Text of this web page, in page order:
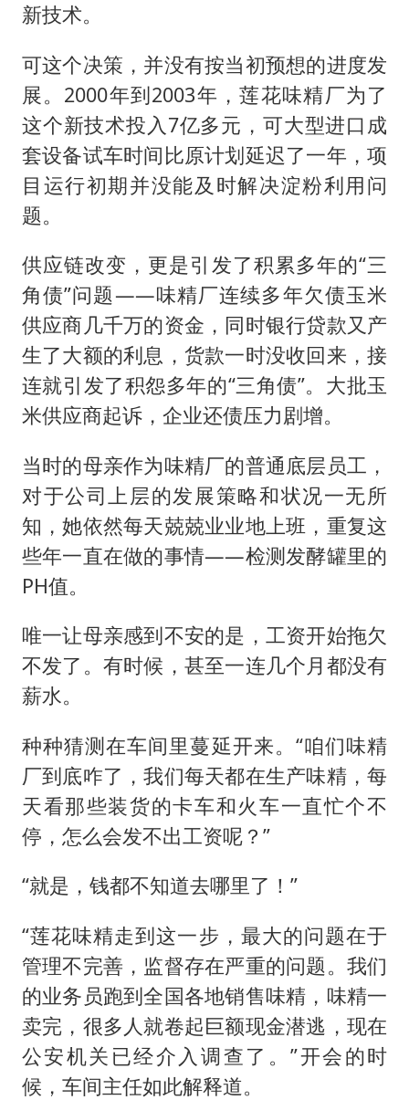
新技术。
可这个决策，并没有按当初预想的进度发
展。2000年到2003年，莲花味精厂为了
这个新技术投入7亿多元，可大型进口成
套设备试车时间比原计划延迟了一年，项
目运行初期并没能及时解决淀粉利用问
题。
供应链改变，更是引发了积累多年的“三
角债”问题——味精厂连续多年欠债玉米
供应商几千万的资金，同时银行贷款又产
生了大额的利息，货款一时没收回来，接
连就引发了积怨多年的“三角债”。大批玉
米供应商起诉，企业还债压力剧增。
当时的母亲作为味精厂的普通底层员工，
对于公司上层的发展策略和状况一无所
知，她依然每天兢兢业业地上班，重复这
些年一直在做的事情——检测发酵罐里的
PH值。
唯一让母亲感到不安的是，工资开始拖欠
不发了。有时候，甚至一连几个月都没有
薪水。
种种猜测在车间里蔓延开来。“咱们味精
厂到底咋了，我们每天都在生产味精，每
天看那些装货的卡车和火车一直忙个不
停，怎么会发不出工资呢？”
“就是，钱都不知道去哪里了！”
“莲花味精走到这一步，最大的问题在于
管理不完善，监督存在严重的问题。我们
的业务员跑到全国各地销售味精，味精一
卖完，很多人就卷起巨额现金潜逃，现在
公安机关已经介入调查了。”开会的时
候，车间主任如此解释道。